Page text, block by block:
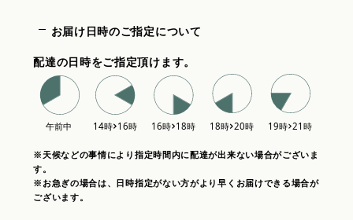
お届け日時のご指定について
配達の日時をご指定頂けます。
※天候などの事情により指定時間内に配達が出来ない場合がございま
す。
※お急ぎの場合は、日時指定がない方がより早くお届けできる場合が
ございます。